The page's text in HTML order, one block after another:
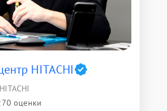
HITACHI
оценки